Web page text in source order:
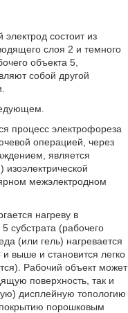
состоит из
слоя 2 и темного
объекта 5,
собой другой
процесс электрофореза
операцией, через
является
межэлектродном
нагреву в
субстрата (рабочего
(или гель) нагревается
выше и становится легко
Рабочий объект может
поверхность, так и
дисплейную топологию
порошковым